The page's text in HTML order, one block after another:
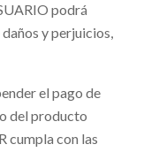
podrá
y perjuicios,
el pago de
del producto
cumpla con las